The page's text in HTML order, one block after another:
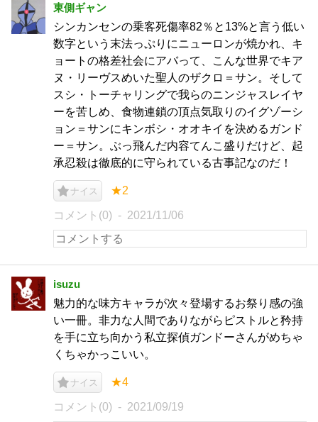
東側ギャン
シンカンセンの乗客死傷率82％と13%と言う低い
数字という末法っぷりにニューロンが焼かれ、キ
ョートの格差社会にアバって、こんな世界でキア
ヌ・リーヴスめいた聖人のザクロ＝サン。そして
スシ・トーチャリングで我らのニンジャスレイヤ
ーを苦しめ、食物連鎖の頂点気取りのイグゾーシ
ョン＝サンにキンボシ・オオキイを決めるガンド
ー＝サン。ぶっ飛んだ内容てんこ盛りだけど、起
承忍殺は徹底的に守られている古事記なのだ！
ナイス ★2
コメント(0) 2021/11/06
isuzu
魅力的な味方キャラが次々登場するお祭り感の強
い一冊。非力な人間でありながらピストルと矜持
を手に立ち向かう私立探偵ガンドーさんがめちゃ
くちゃかっこいい。
ナイス ★4
コメント(0) 2021/09/19